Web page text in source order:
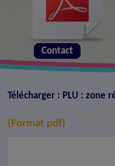
Contact
Télécharger : PLU : zone
(Format pdf)